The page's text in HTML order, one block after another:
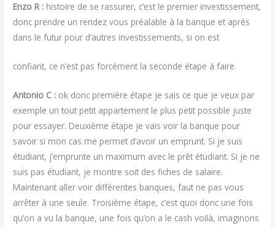
Enzo R : histoire de se rassurer, c’est le premier investissement,
donc prendre un rendez vous préalable à la banque et après
dans le futur pour d’autres investissements, si on est
confiant, ce n’est pas forcément la seconde étape à faire.
Antonio C : ok donc première étape je sais ce que je veux par
exemple un tout petit appartement le plus petit possible juste
pour essayer. Deuxième étape je vais voir la banque pour
savoir si mon cas me permet d’avoir un emprunt. Si je suis
étudiant, j’emprunte un maximum avec le prêt étudiant. Si je ne
suis pas étudiant, je montre soit des fiches de salaire.
Maintenant aller voir différentes banques, faut ne pas vous
arrêter à une seule. Troisième étape, c’est quoi donc une fois
qu’on a vu la banque, une fois qu’on a le cash voilà, imaginons